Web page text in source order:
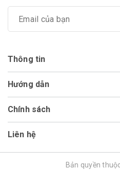
Thông tin
Hướng dẫn
Chính sách
Liên hệ
Bản quyền